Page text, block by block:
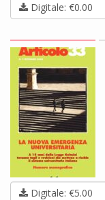
Digitale: €0.00
Digitale: €5.00